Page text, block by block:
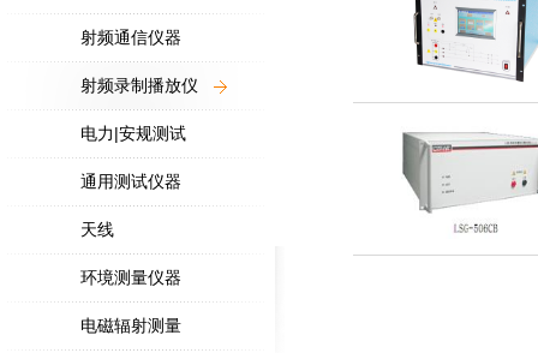
射频通信仪器
射频录制播放仪
电力|安规测试
通用测试仪器
天线
环境测量仪器
电磁辐射测量